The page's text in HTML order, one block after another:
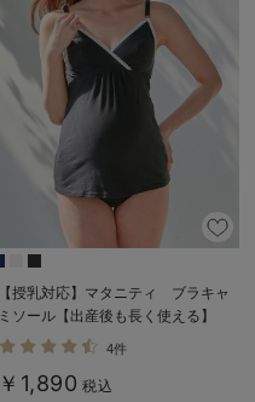
【授乳対応】マタニティ ブラキャ
ミソール【出産後も長く使える】
4件
￥1,890 税込